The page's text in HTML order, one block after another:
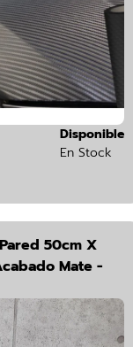
Disponible
En Stock
50cm X
Mate -